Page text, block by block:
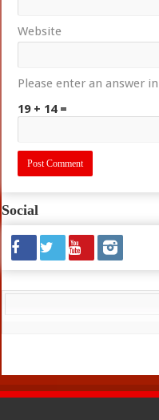
Website
Please enter an answer
19 + 14 =
Social